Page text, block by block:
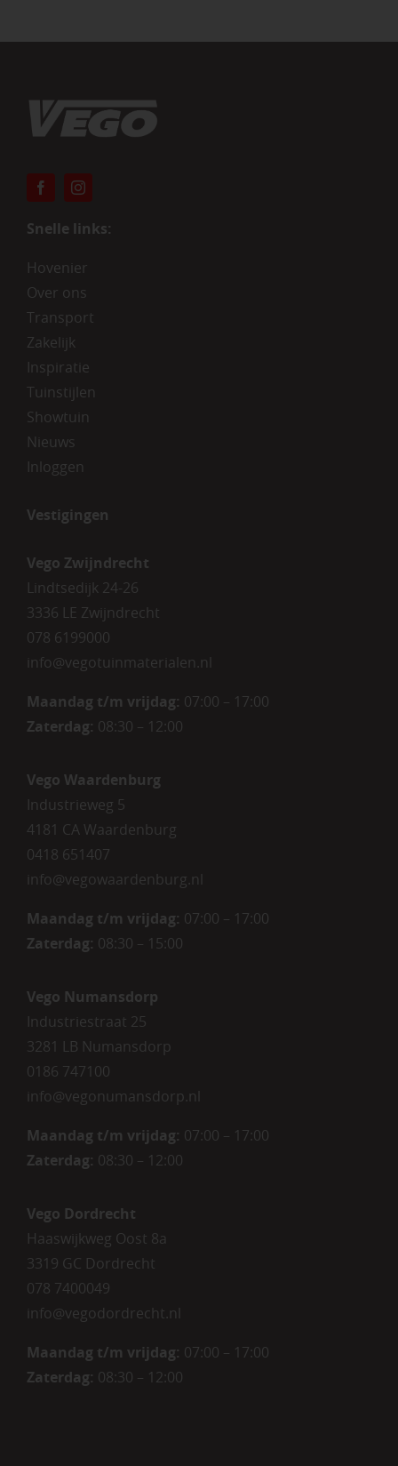
Snelle links:
Hovenier
Over ons
Transport
Zakelijk
Inspiratie
Tuinstijlen
Showtuin
Nieuws
Inloggen
Vestigingen
Vego Zwijndrecht
Lindtsedijk 24-26
3336 LE Zwijndrecht
078 6199000
info@vegotuinmaterialen.nl
Maandag t/m vrijdag: 07:00 – 17:00
Zaterdag: 08:30 – 12:00
Vego Waardenburg
Industrieweg 5
4181 CA Waardenburg
0418 651407
info@vegowaardenburg.nl
Maandag t/m vrijdag: 07:00 – 17:00
Zaterdag: 08:30 – 15:00
Vego Numansdorp
Industriestraat 25
3281 LB Numansdorp
0186 747100
info@vegonumansdorp.nl
Maandag t/m vrijdag: 07:00 – 17:00
Zaterdag: 08:30 – 12:00
Vego Dordrecht
Haaswijkweg Oost 8a
3319 GC Dordrecht
078 7400049
info@vegodordrecht.nl
Maandag t/m vrijdag: 07:00 – 17:00
Zaterdag: 08:30 – 12:00